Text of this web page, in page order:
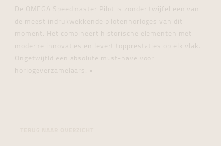
De OMEGA Speedmaster Pilot
is zonder twijfel een van
de meest indrukwekkende pilotenhorloges van dit
moment. Het combineert historische elementen met
moderne innovaties en levert topprestaties op elk vlak.
Ongetwijfld een absolute must-have voor
horlogeverzamelaars. •